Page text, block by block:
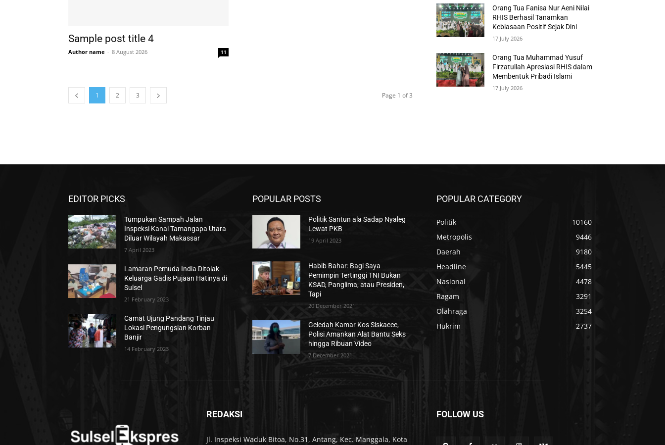
Sample post title 4
Author name - 8 August 2026 11
1 2 3 Page 1 of 3
Orang Tua Fanisa Nur Aeni Nilai
RHIS Berhasil Tanamkan
Kebiasaan Positif Sejak Dini
17 July 2026
Orang Tua Muhammad Yusuf
Firzatullah Apresiasi RHIS dalam
Membentuk Pribadi Islami
17 July 2026
EDITOR PICKS
Tumpukan Sampah Jalan
Inspeksi Kanal Tamangapa Utara
Diluar Wilayah Makassar
7 April 2023
Lamaran Pemuda India Ditolak
Keluarga Gadis Pujaan Hatinya di
Sulsel
21 February 2023
Camat Ujung Pandang Tinjau
Lokasi Pengungsian Korban
Banjir
14 February 2023
POPULAR POSTS
Politik Santun ala Sadap Nyaleg
Lewat PKB
19 April 2023
Habib Bahar: Bagi Saya
Pemimpin Tertinggi TNI Bukan
KSAD, Panglima, atau Presiden,
Tapi
20 December 2021
Geledah Kamar Kos Siskaeee,
Polisi Amankan Alat Bantu Seks
hingga Ribuan Video
7 December 2021
POPULAR CATEGORY
Politik
10160
Metropolis
9446
Daerah
9180
Headline
5445
Nasional
4478
Ragam
3291
Olahraga
3254
Hukrim
2737
REDAKSI
Jl. Inspeksi Waduk Bitoa, No.31, Antang, Kec. Manggala, Kota
FOLLOW US